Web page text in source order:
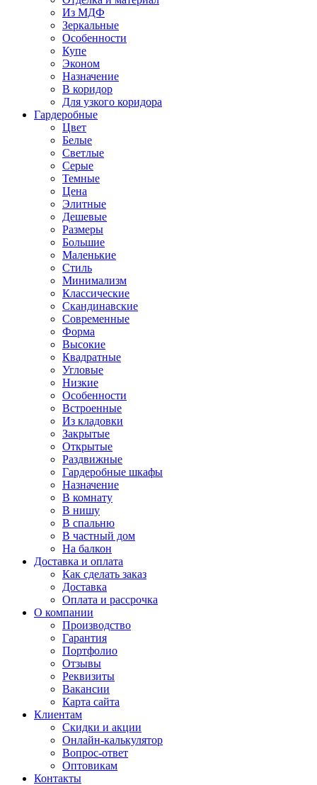
Из МДФ
Зеркальные
Особенности
Купе
Эконом
Назначение
В коридор
Для узкого коридора
Гардеробные
Цвет
Белые
Светлые
Серые
Темные
Цена
Элитные
Дешевые
Размеры
Большие
Маленькие
Стиль
Минимализм
Классические
Скандинавские
Современные
Форма
Высокие
Квадратные
Угловые
Низкие
Особенности
Встроенные
Из кладовки
Закрытые
Открытые
Раздвижные
Гардеробные шкафы
Назначение
В комнату
В нишу
В спальню
В частный дом
На балкон
Доставка и оплата
Как сделать заказ
Доставка
Оплата и рассрочка
О компании
Производство
Гарантия
Портфолио
Отзывы
Реквизиты
Вакансии
Карта сайта
Клиентам
Скидки и акции
Онлайн-калькулятор
Вопрос-ответ
Оптовикам
Контакты